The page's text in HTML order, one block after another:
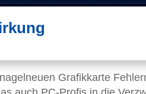
Grafikkarte